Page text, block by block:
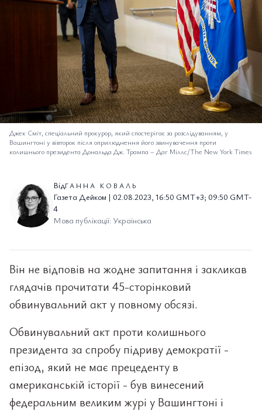
Джек Сміт, спеціальний прокурор, який спостерігає за розслідуванням, у
Вашингтоні у вівторок після оприлюднення його звинувачення проти
колишнього президента Дональда Дж. Трампа – Даг Міллс/The New York Times
ВідГАННА КОВАЛЬ
Газета Дейком | 02.08.2023, 16:50 GMT+3; 09:50 GMT-
4
Мова публікації: Українська
Він не відповів на жодне запитання і закликав
глядачів прочитати 45-сторінковий
обвинувальний акт у повному обсязі.
Обвинувальний акт проти колишнього
президента за спробу підриву демократії -
епізод, який не має прецеденту в
американській історії - був винесений
федеральним великим журі у Вашингтоні і